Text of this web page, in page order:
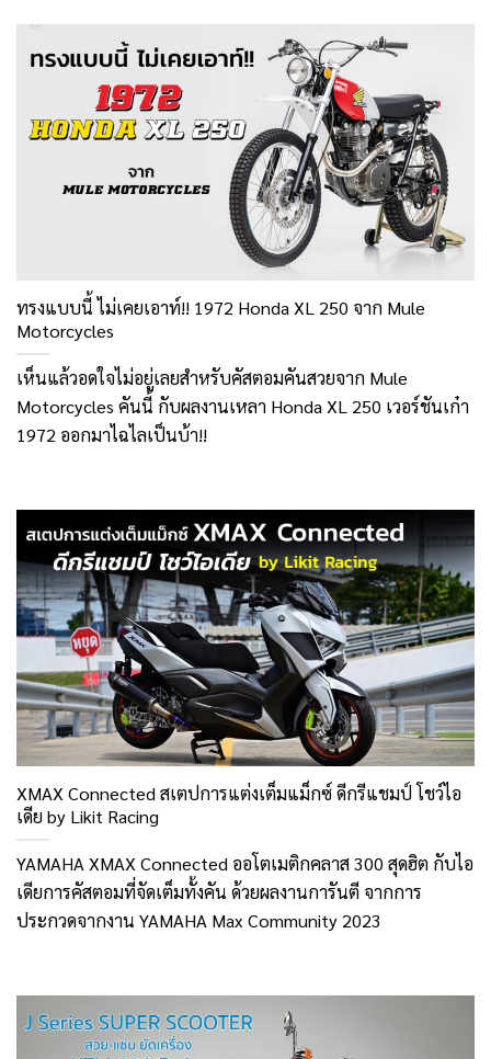
ทรงแบบนี้ ไม่เคยเอาท์!! 1972 Honda XL 250 จาก Mule
Motorcycles
เห็นแล้วอดใจไม่อยู่เลยสำหรับคัสตอมคันสวยจาก Mule
Motorcycles คันนี้ กับผลงานเหลา Honda XL 250 เวอร์ชันเก๋า
1972 ออกมาไฉไลเป็นบ้า!!
XMAX Connected สเตปการแต่งเต็มแม็กซ์ ดีกรีแชมป์ โชว์ไอ
เดีย by Likit Racing
YAMAHA XMAX Connected ออโตเมติกคลาส 300 สุดฮิต กับไอ
เดียการคัสตอมที่จัดเต็มทั้งคัน ด้วยผลงานการันตี จากการ
ประกวดจากงาน YAMAHA Max Community 2023